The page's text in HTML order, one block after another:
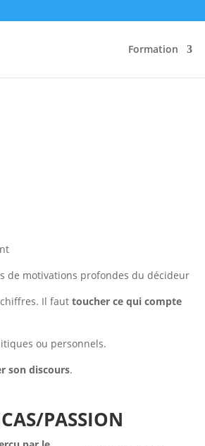
Formation
de motivations profondes du décideur
chiffres. Il fauttoucher ce qui compte
ou personnels.
son discours.
PASSION